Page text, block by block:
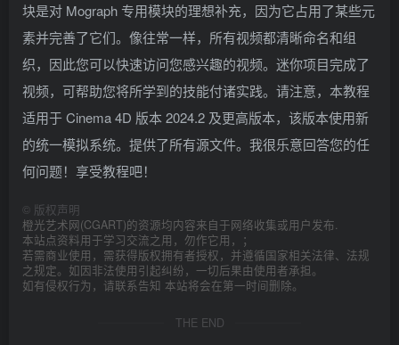
块是对 Mograph 专用模块的理想补充，因为它占用了某些元
素并完善了它们。像往常一样，所有视频都清晰命名和组
织，因此您可以快速访问您感兴趣的视频。迷你项目完成了
视频，可帮助您将所学到的技能付诸实践。请注意，本教程
适用于 Cinema 4D 版本 2024.2 及更高版本，该版本使用新
的统一模拟系统。提供了所有源文件。我很乐意回答您的任
何问题！享受教程吧！
© 版权声明
橙光艺术网(CGART)的资源均内容来自于网络收集或用户发布.
本站点资料用于学习交流之用，勿作它用，；
若需商业使用，需获得版权拥有者授权，并遵循国家相关法律、法规
之规定。如因非法使用引起纠纷，一切后果由使用者承担。
如有侵权行为，请联系告知 本站将会在第一时间删除。
THE END